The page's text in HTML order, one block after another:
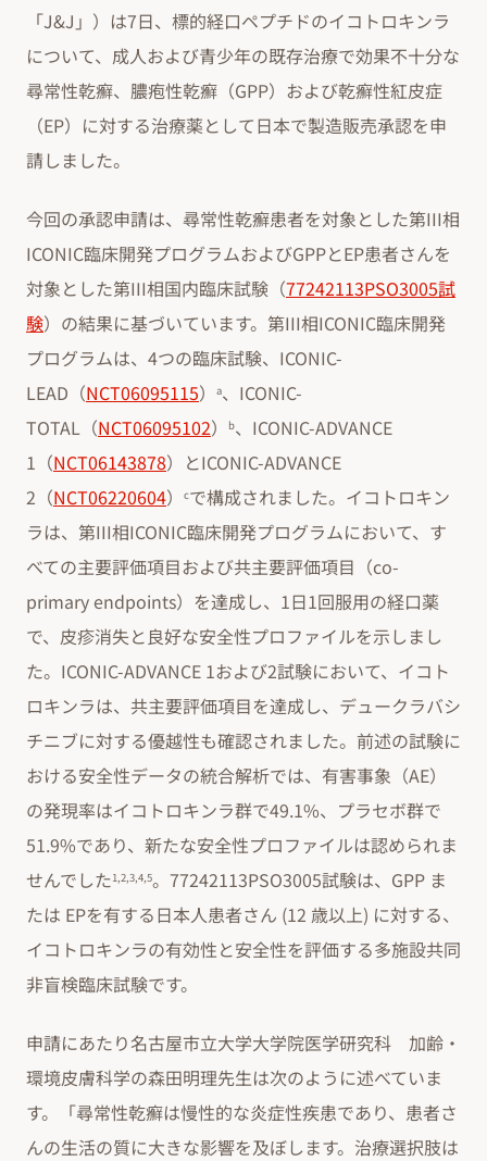
「J&J」）は7日、標的経口ペプチドのイコトロキンラ
について、成人および青少年の既存治療で効果不十分な
尋常性乾癬、膿疱性乾癬（GPP）および乾癬性紅皮症
（EP）に対する治療薬として日本で製造販売承認を申
請しました。
今回の承認申請は、尋常性乾癬患者を対象とした第III相
ICONIC臨床開発プログラムおよびGPPとEP患者さんを
対象とした第III相国内臨床試験（77242113PSO3005試
験）の結果に基づいています。第III相ICONIC臨床開発
プログラムは、4つの臨床試験、ICONIC-
LEAD（NCT06095115） a、ICONIC-
TOTAL（NCT06095102） b、ICONIC-ADVANCE
1（NCT06143878）とICONIC-ADVANCE
2（NCT06220604） cで構成されました。イコトロキン
ラは、第III相ICONIC臨床開発プログラムにおいて、す
べての主要評価項目および共主要評価項目（co-
primary endpoints）を達成し、1日1回服用の経口薬
で、皮疹消失と良好な安全性プロファイルを示しまし
た。ICONIC-ADVANCE 1および2試験において、イコト
ロキンラは、共主要評価項目を達成し、デュークラバシ
チニブに対する優越性も確認されました。前述の試験に
おける安全性データの統合解析では、有害事象（AE）
の発現率はイコトロキンラ群で49.1%、プラセボ群で
51.9%であり、新たな安全性プロファイルは認められま
せんでした1,2,3,4,5。77242113PSO3005試験は、GPP ま
たは EPを有する日本人患者さん (12 歳以上) に対する、
イコトロキンラの有効性と安全性を評価する多施設共同
非盲検臨床試験です。
申請にあたり名古屋市立大学大学院医学研究科 加齢・
環境皮膚科学の森田明理先生は次のように述べていま
す。「尋常性乾癬は慢性的な炎症性疾患であり、患者さ
んの生活の質に大きな影響を及ぼします。治療選択肢は